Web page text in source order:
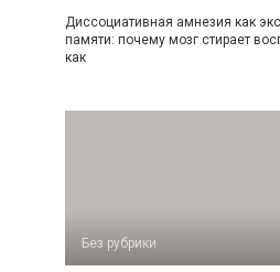
Диссоциативная амнезия как
памяти: почему мозг стирает
как
Без рубрики